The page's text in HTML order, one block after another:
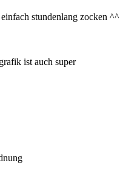
stundenlang zocken ^^
ist auch super